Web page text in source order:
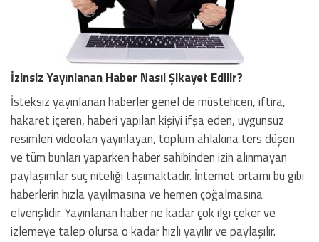
İzinsiz Yayınlanan Haber Nasıl Şikayet Edilir?
İsteksiz yayınlanan haberler genel de müstehcen, iftira,
hakaret içeren, haberi yapılan kişiyi ifşa eden, uygunsuz
resimleri videoları yayınlayan, toplum ahlakına ters düşen
ve tüm bunları yaparken haber sahibinden izin alınmayan
paylaşımlar suç niteliği taşımaktadır. İnternet ortamı bu gibi
haberlerin hızla yayılmasına ve hemen çoğalmasına
elverişlidir. Yayınlanan haber ne kadar çok ilgi çeker ve
izlemeye talep olursa o kadar hızlı yayılır ve paylaşılır.